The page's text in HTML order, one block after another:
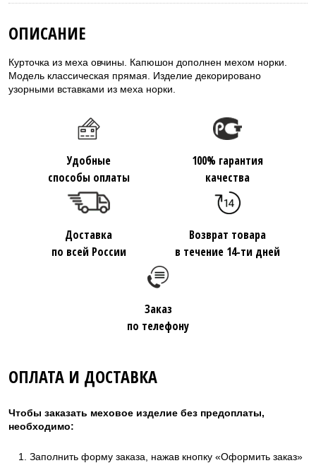
0 ₽
ОПИСАНИЕ
Курточка из меха овчины. Капюшон дополнен мехом норки.
Модель классическая прямая. Изделие декорировано
узорными вставками из меха норки.
Удобные
способы оплаты
100% гарантия
качества
Доставка
по всей России
Возврат товара
в течение 14-ти дней
Заказ
по телефону
ОПЛАТА И ДОСТАВКА
Чтобы заказать меховое изделие без предоплаты,
необходимо:
Заполнить форму заказа, нажав кнопку «Оформить заказ»